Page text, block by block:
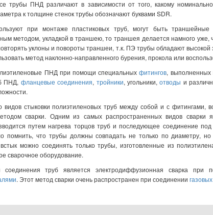
трубы ПНД различают в зависимости от того, какому
к толщине стенок трубы обозначают буквами SDR.
при монтаже пластиковых труб, могут быть
методом, укладкой в траншею, то траншея делается намного уже,
уклоны и повороты траншеи, т.к. ПЭ трубы обладают высокой
метод наклонно-направленного бурения, прокола или
ПНД при помощи специальныхфитингов, выполненных
ПНД, фланцевые соединения, тройники, угольники,отводы и
видов стыковки полиэтиленовых труб между собой и с фитингами,
сварки. Одним из самых распространенных видов сварки
путем нагрева торцов труб и последующее соединение
помнить, что трубы должны совпадать не только по диаметру,
можно соединять только трубы, изготовленные из
сварочное оборудование.
труб является электродиффузионная сварка
. Этот метод сварки очень распространен при соединении